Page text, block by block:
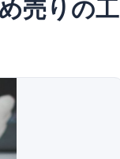
売りの工